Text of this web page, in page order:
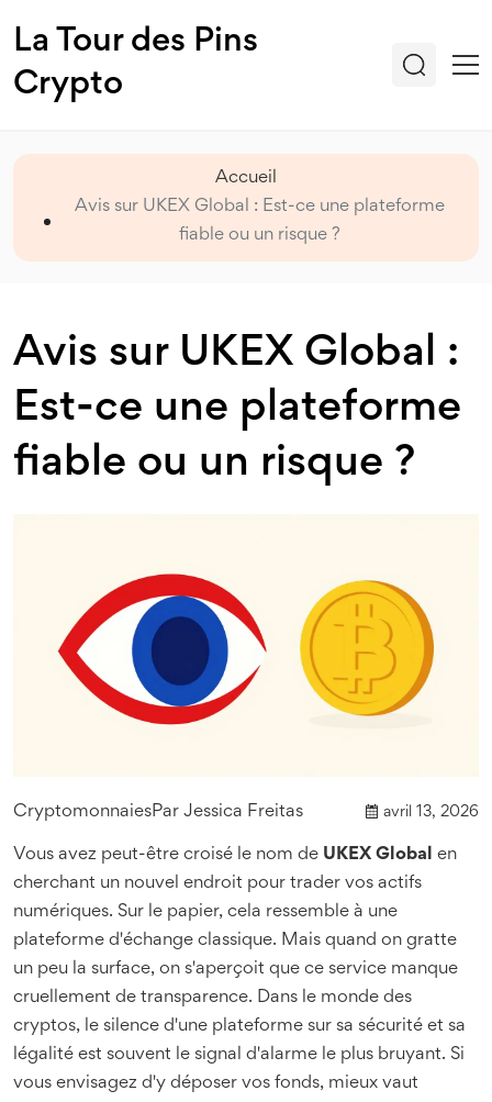
La Tour des Pins
Crypto
Accueil
Avis sur UKEX Global : Est-ce une plateforme
fiable ou un risque ?
Avis sur UKEX Global :
Est-ce une plateforme
fiable ou un risque ?
CryptomonnaiesPar Jessica Freitas avril 13, 2026
Vous avez peut-être croisé le nom de UKEX Global
en
cherchant un nouvel endroit pour trader vos actifs
numériques. Sur le papier, cela ressemble à une
plateforme d'échange classique. Mais quand on gratte
un peu la surface, on s'aperçoit que ce service manque
cruellement de transparence. Dans le monde des
cryptos, le silence d'une plateforme sur sa sécurité et sa
légalité est souvent le signal d'alarme le plus bruyant. Si
vous envisagez d'y déposer vos fonds, mieux vaut